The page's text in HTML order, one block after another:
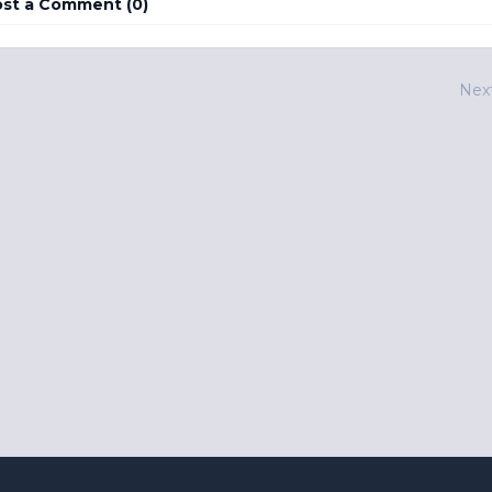
a Comment (0)